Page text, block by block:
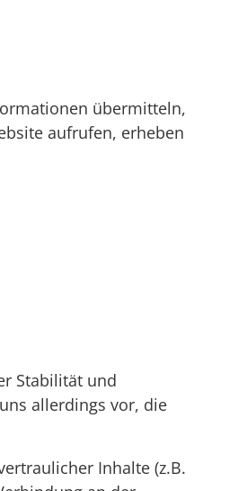
übermitteln,
aufrufen, erheben
Stabilität und
allerdings vor, die
Inhalte (z.B.